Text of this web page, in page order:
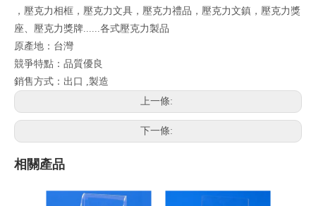
，壓克力相框，壓克力文具，壓克力禮品，壓克力文鎮，壓克力獎
座、壓克力獎牌......各式壓克力製品
原產地：台灣
競爭特點：品質優良
銷售方式：出口 ,製造
上一條:
下一條:
相關產品